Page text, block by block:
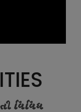
વિવિધ